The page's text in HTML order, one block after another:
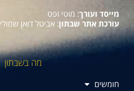
מייסד ועורך: מוטי זפט
עורכת אתר שבתון: אביטל דואן שמולי
מה בשבתון
חומשים